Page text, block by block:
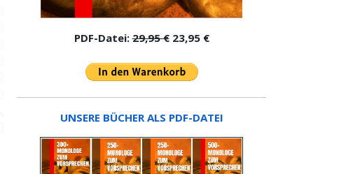
PDF-Datei:29,95 €23,95 €
UNSERE BÜCHER ALS PDF-DATEI